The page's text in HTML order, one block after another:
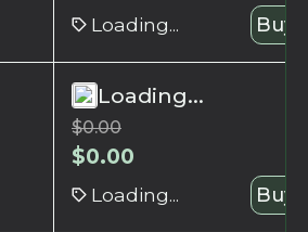
Loading... Buy
Loading...
$0.00
$0.00
Loading... Buy